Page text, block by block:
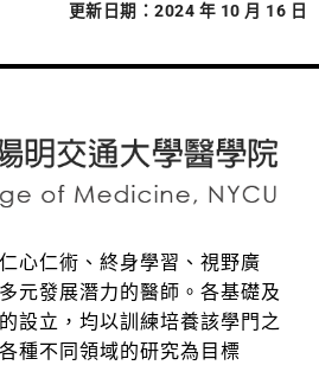
更新日期：2024 年 10 月 16 日
心仁術、終身學習、視野廣
元發展潛力的醫師。各基礎及
設立，均以訓練培養該學門之
種不同領域的研究為目標